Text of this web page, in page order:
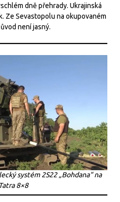
dně přehrady. Ukrajinská
Ze Sevastopolu na okupovaném
není jasný.
systém 2S22 „Bohdana“ na
8×8